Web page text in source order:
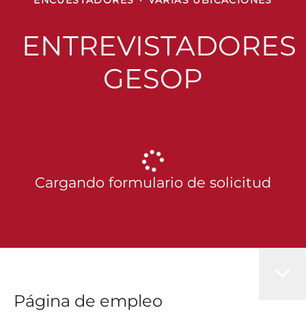
ENTREVISTADORES
GESOP
Cargando formulario de solicitud
Página de empleo